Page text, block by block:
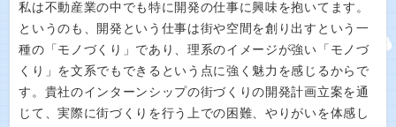
私は不動産業の中でも特に開発の仕事に興味を抱いてます。
というのも、開発という仕事は街や空間を創り出すという一
種の「モノづくり」であり、理系のイメージが強い「モノづ
くり」を文系でもできるという点に強く魅力を感じるからで
す。貴社のインターンシップの街づくりの開発計画立案を通
じて、実際に街づくりを行う上での困難、やりがいを体感し